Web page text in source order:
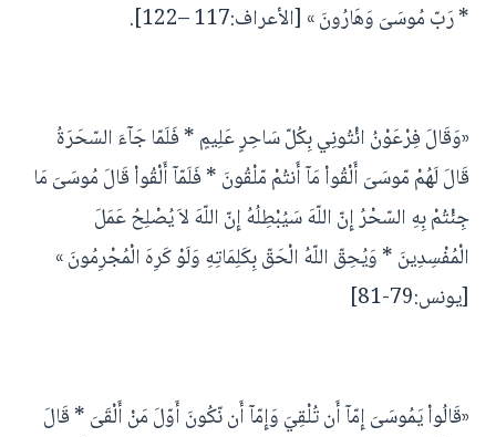
* رَبّ مُوسَىَ وَهَارُونَ » [الأعراف:117 –122].
«وَقَالَ فِرْعَوْنُ ائْتُونِي بِكُلّ سَاحِرٍ عَلِيمٍ * فَلَمّا جَآءَ السّحَرَةُ
قَالَ لَهُمْ مّوسَىَ أَلْقُواْ مَآ أَنتُمْ مّلْقُونَ * فَلَمّآ أَلْقُواْ قَالَ مُوسَىَ مَا
جِئْتُمْ بِهِ السّحْرُ إِنّ اللّهَ سَيُبْطِلُهُ إِنّ اللّهَ لاَ يُصْلِحُ عَمَلَ
الْمُفْسِدِينَ * وَيُحِقّ اللّهُ الْحَقّ بِكَلِمَاتِهِ وَلَوْ كَرِهَ الْمُجْرِمُونَ »
[يونس:79-81]
«قَالُواْ يَمُوسَىَ إِمّآ أَن تُلْقِيَ وَإِمّآ أَن نّكُونَ أَوّلَ مَنْ أَلْقَىَ * قَالَ